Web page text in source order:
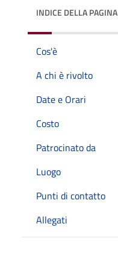
INDICE DELLA PAGINA
Cos'è
A chi è rivolto
Date e Orari
Costo
Patrocinato da
Luogo
Punti di contatto
Allegati